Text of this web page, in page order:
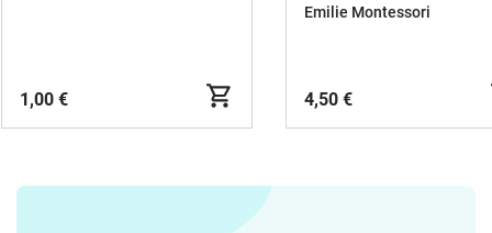
1,00 €
Emilie Montessori
4,50 €